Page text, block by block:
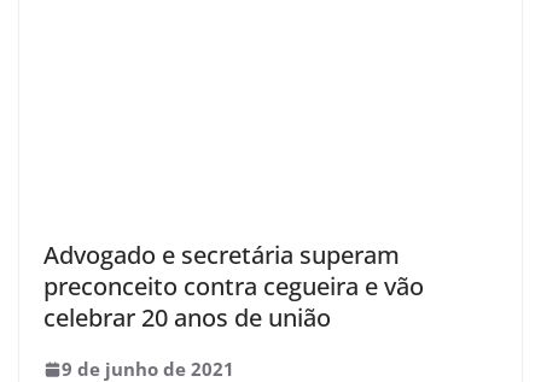
Advogado e secretária superam
preconceito contra cegueira e vão
celebrar 20 anos de união
9 de junho de 2021